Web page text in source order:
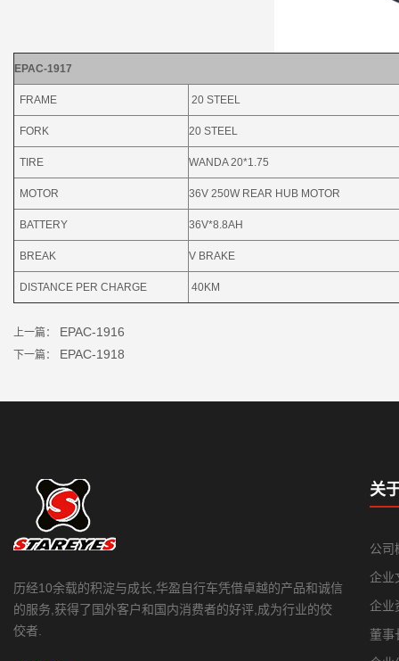
EPAC-1917
FRAME 20 STEEL
FORK 20 STEEL
TIRE WANDA 20*1.75
MOTOR 36V 250W REAR HUB MOTOR
BATTERY 36V*8.8AH
BREAK V BRAKE
DISTANCE PER CHARGE 40KM
上一篇： EPAC-1916
下一篇： EPAC-1918
历经10余载的积淀与成长,华盈自行车凭借卓越的产品和诚信
的服务,获得了国外客户和国内消费者的好评,成为行业的佼
佼者.
关
公司
企业
企业
董事